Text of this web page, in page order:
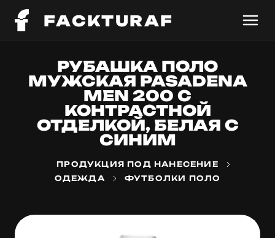
FACKTURAF
РУБАШКА ПОЛО
МУЖСКАЯ PASADENA
MEN 200 С
КОНТРАСТНОЙ
ОТДЕЛКОЙ, БЕЛАЯ С
СИНИМ
ПРОДУКЦИЯ ПОД НАНЕСЕНИЕ
ОДЕЖДА
ФУТБОЛКИ ПОЛО